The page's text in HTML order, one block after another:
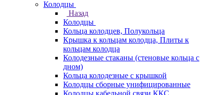
Колодцы
Назад
Колодцы
Кольца колодцев, Полукольца
Крышка к кольцам колодца, Плиты к
кольцам колодца
Колодезные стаканы (стеновые кольца с
дном)
Кольца колодезные с крышкой
Колодцы сборные унифицированные
Колодцы кабельной связи ККС